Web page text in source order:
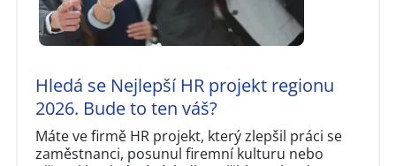
Hledá se Nejlepší HR projekt regionu
2026. Bude to ten váš?
Máte ve firmě HR projekt, který zlepšil práci se
zaměstnanci, posunul firemní kulturu nebo